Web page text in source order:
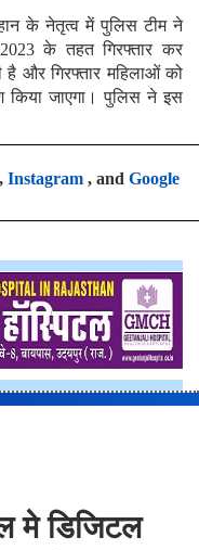
के नेतृत्व में पुलिस टीम ने
के तहत गिरफ्तार कर
है और गिरफ्तार महिलाओं को
किया जाएगा। पुलिस ने इस
Instagram, and Google
मे डिजिटल